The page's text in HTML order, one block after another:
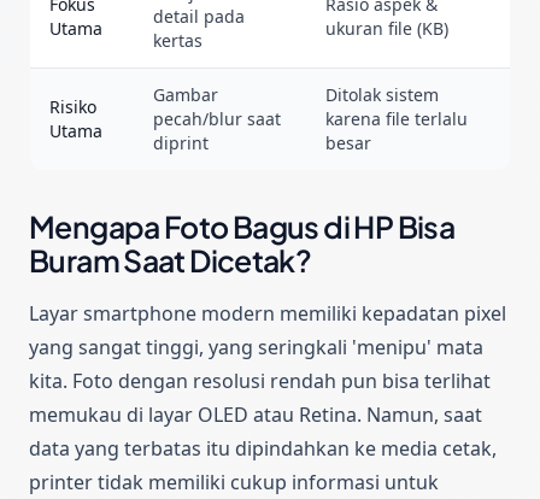
Utama
detail pada
kertas
ukuran file (KB)
Risiko
Utama
Gambar
pecah/blur saat
diprint
Ditolak sistem
karena file terlalu
besar
Mengapa Foto Bagus di HP Bisa
Buram Saat Dicetak?
Layar smartphone modern memiliki kepadatan pixel
yang sangat tinggi, yang seringkali 'menipu' mata
kita. Foto dengan resolusi rendah pun bisa terlihat
memukau di layar OLED atau Retina. Namun, saat
data yang terbatas itu dipindahkan ke media cetak,
printer tidak memiliki cukup informasi untuk